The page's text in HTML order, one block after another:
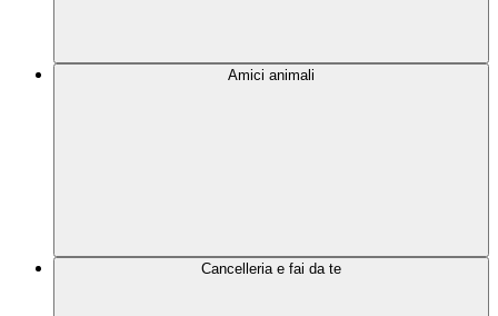
Amici animali
Cancelleria e fai da te